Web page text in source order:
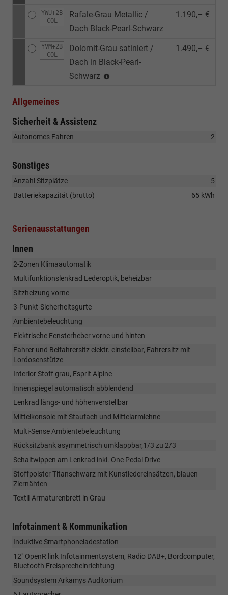
YWU+2B
COL
Rafale-Grau Metallic /
Dach Black-Pearl-Schwarz
1.190,– €
YVM+2B
COL
Dolomit-Grau satiniert /
Dach in Black-Pearl-
Schwarz
1.490,– €
Allgemeines
Sicherheit & Assistenz
Autonomes Fahren 2
Sonstiges
Anzahl Sitzplätze
5
Batteriekapazität (brutto)
65 kWh
Serienausstattungen
Innen
2-Zonen Klimaautomatik
Multifunktionslenkrad Lederoptik, beheizbar
Sitzheizung vorne
3-Punkt-Sicherheitsgurte
Ambientebeleuchtung
Elektrische Fensterheber vorne und hinten
Fahrer und Beifahrersitz elektr. einstellbar, Fahrersitz mit
Lordosenstütze
Interior Stoff grau, Esprit Alpine
Innenspiegel automatisch abblendend
Lenkrad längs- und höhenverstellbar
Mittelkonsole mit Staufach und Mittelarmlehne
Multi-Sense Ambientebeleuchtung
Rücksitzbank asymmetrisch umklappbar,1/3 zu 2/3
Schaltwippen am Lenkrad inkl. One Pedal Drive
Stoffpolster Titanschwarz mit Kunstledereinsätzen, blauen
Ziernähten
Textil-Armaturenbrett in Grau
Infotainment & Kommunikation
Induktive Smartphoneladestation
12" OpenR link Infotainmentsystem, Radio DAB+, Bordcomputer,
Bluetooth Freisprecheinrichtung
Soundsystem Arkamys Auditorium